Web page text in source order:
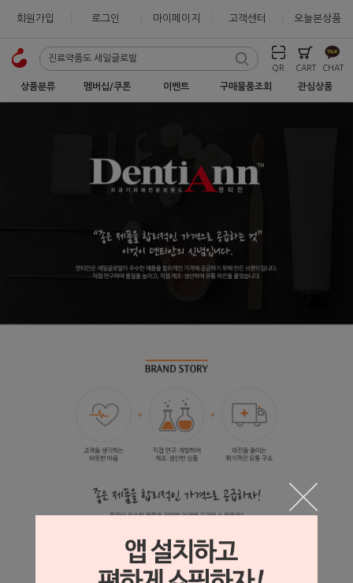
회원가입 로그인 마이페이지 고객센터 오늘본상품
QR CART CHAT
상품분류 멤버십/쿠폰 이벤트 구매물품조회 관심상품